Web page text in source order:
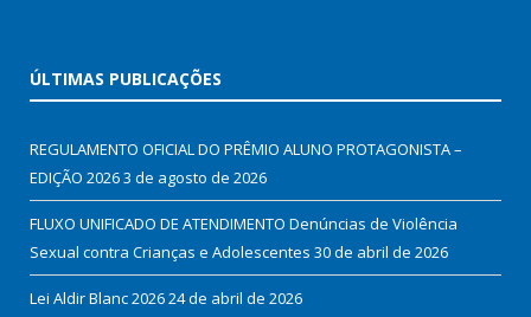
ÚLTIMAS PUBLICAÇÕES
REGULAMENTO OFICIAL DO PRÊMIO ALUNO PROTAGONISTA –
EDIÇÃO 20263 de agosto de 2026
FLUXO UNIFICADO DE ATENDIMENTO Denúncias de Violência
Sexual contra Crianças e Adolescentes 30 de abril de 2026
Lei Aldir Blanc 202624 de abril de 2026